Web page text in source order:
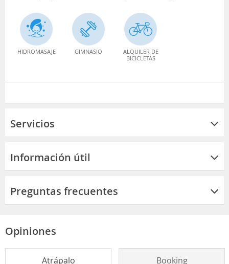
HIDROMASAJE GIMNASIO
ALQUILER DE
BICICLETAS
Servicios
Información útil
Preguntas frecuentes
Opiniones
Atrápalo Booking